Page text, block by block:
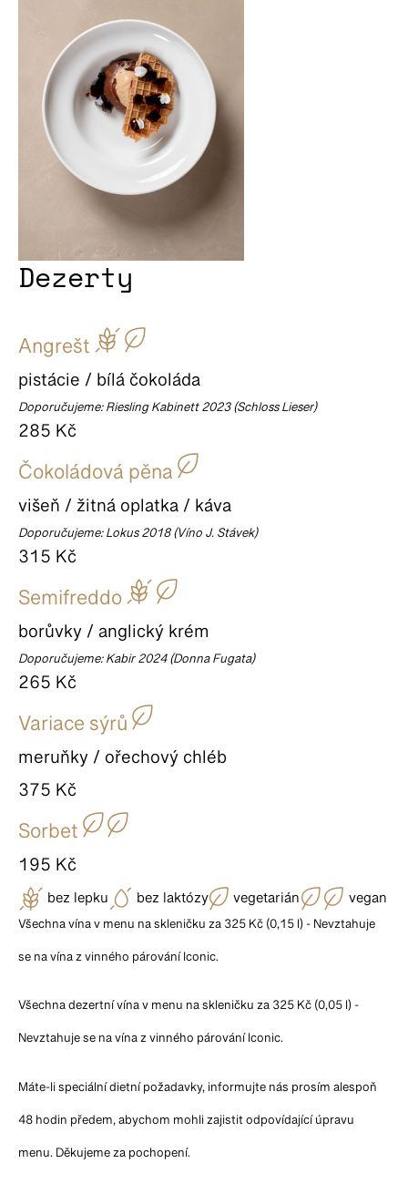
Dezerty
Angrešt
pistácie / bílá čokoláda
Doporučujeme: Riesling Kabinett 2023 (Schloss Lieser)
285 Kč
Čokoládová pěna
višeň / žitná oplatka / káva
Doporučujeme: Lokus 2018 (Víno J. Stávek)
315 Kč
Semifreddo
borůvky / anglický krém
Doporučujeme: Kabir 2024 (Donna Fugata)
265 Kč
Variace sýrů
meruňky / ořechový chléb
375 Kč
Sorbet
195 Kč
bez lepku bez laktózy vegetarián vegan
Všechna vína v menu na skleničku za 325 Kč (0,15 l) - Nevztahuje
se na vína z vinného párování Iconic.
Všechna dezertní vína v menu na skleničku za 325 Kč (0,05 l) -
Nevztahuje se na vína z vinného párování Iconic.
Máte-li speciální dietní požadavky, informujte nás prosím alespoň
48 hodin předem, abychom mohli zajistit odpovídající úpravu
menu. Děkujeme za pochopení.